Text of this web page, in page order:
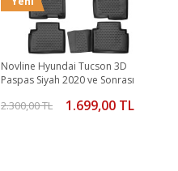
Novline Hyundai Tucson 3D
Paspas Siyah 2020 ve Sonrası
2.300,00 TL 1.699,00 TL